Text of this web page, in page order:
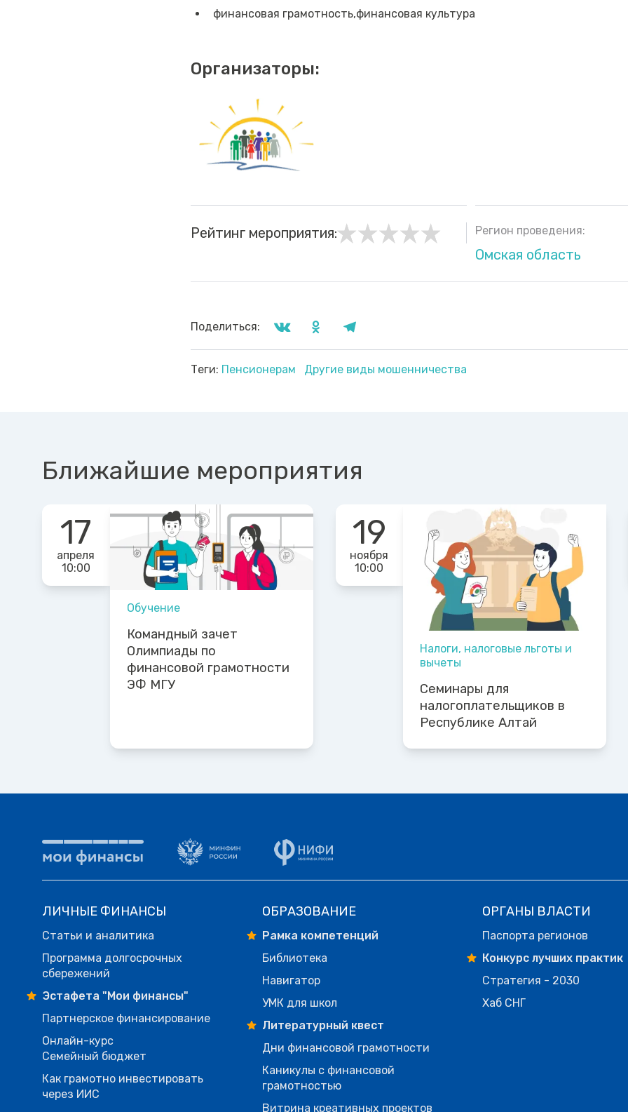
финансовая грамотность,финансовая культура
Организаторы:
Рейтинг мероприятия: Регион проведения:
Омская область
Поделиться:
Теги: Пенсионерам Другие виды мошенничества
Ближайшие мероприятия
17
апреля
10:00
Обучение
Командный зачет
Олимпиады по
финансовой грамотности
ЭФ МГУ
19
ноября
10:00
Налоги, налоговые льготы и
вычеты
Семинары для
налогоплательщиков в
Республике Алтай
ЛИЧНЫЕ ФИНАНСЫ
Статьи и аналитика
Программа долгосрочных
сбережений
Эстафета "Мои финансы"
Партнерское финансирование
Онлайн-курс
Семейный бюджет
Как грамотно инвестировать
через ИИС
ОБРАЗОВАНИЕ
Рамка компетенций
Библиотека
Навигатор
УМК для школ
Литературный квест
Дни финансовой грамотности
Каникулы с финансовой
грамотностью
Витрина креативных проектов
ОРГАНЫ ВЛАСТИ
Паспорта регионов
Конкурс лучших практик
Стратегия - 2030
Хаб СНГ